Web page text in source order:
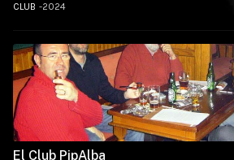
CLUB 2024
El Club PipAlba